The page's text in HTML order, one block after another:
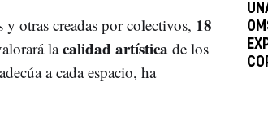
otras creadas por colectivos, 18
lacalidad artística de los
a cada espacio, ha